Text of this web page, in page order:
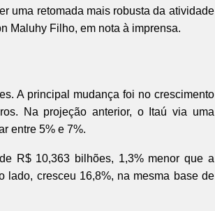
uma retomada mais robusta da atividade
Maluhy Filho, em nota à imprensa.
A principal mudança foi no crescimento
Na projeção anterior, o Itaú via uma
entre 5% e 7%.
R$ 10,363 bilhões, 1,3% menor que a
lado, cresceu 16,8%, na mesma base de